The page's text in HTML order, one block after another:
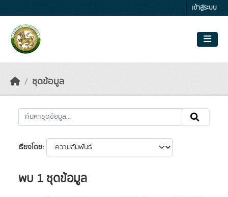
เข้าสู่ระบบ
ชุดข้อมูล
เรียงโดย
พบ 1 ชุดข้อมูล